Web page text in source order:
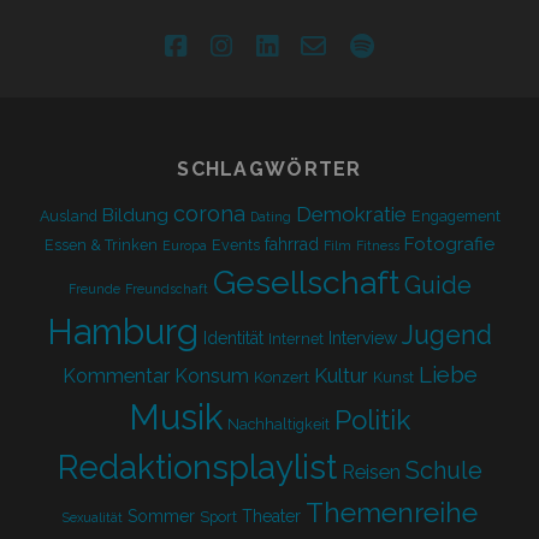
facebookinstagram
linkedin
email-spotify
SCHLAGWÖRTER
Ausland Bildung corona Dating Demokratie Engagement
Essen & Trinken Europa Events fahrrad Film Fitness Fotografie
Freunde Freundschaft GesellschaftGuide
Hamburg Identität Internet Interview Jugend
Kommentar Konsum Konzert Kultur Kunst Liebe
Musik Nachhaltigkeit Politik
Redaktionsplaylist Reisen Schule
Sexualität Sommer Sport Theater Themenreihe